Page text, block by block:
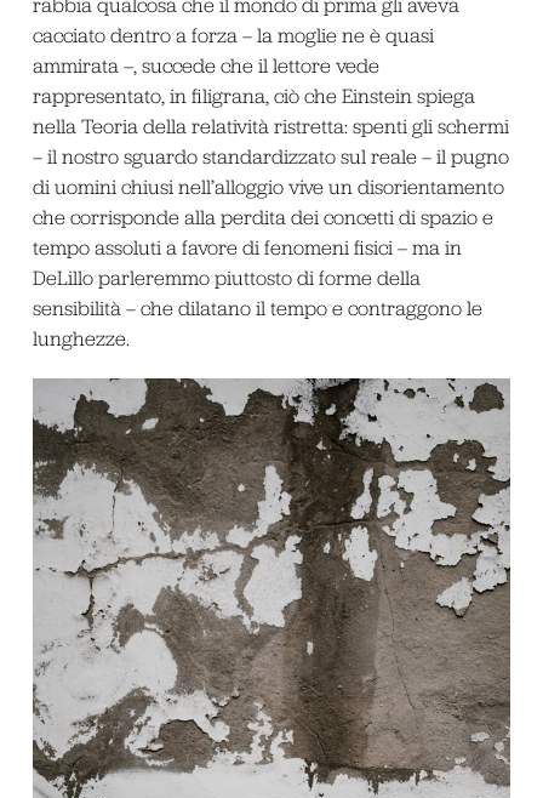
rabbia qualcosa che il mondo di prima gli aveva
cacciato dentro a forza – la moglie ne è quasi
ammirata –, succede che il lettore vede
rappresentato, in filigrana, ciò che Einstein spiega
nella Teoria della relatività ristretta: spenti gli schermi
– il nostro sguardo standardizzato sul reale – il pugno
di uomini chiusi nell’alloggio vive un disorientamento
che corrisponde alla perdita dei concetti di spazio e
tempo assoluti a favore di fenomeni fisici – ma in
DeLillo parleremmo piuttosto di forme della
sensibilità – che dilatano il tempo e contraggono le
lunghezze.